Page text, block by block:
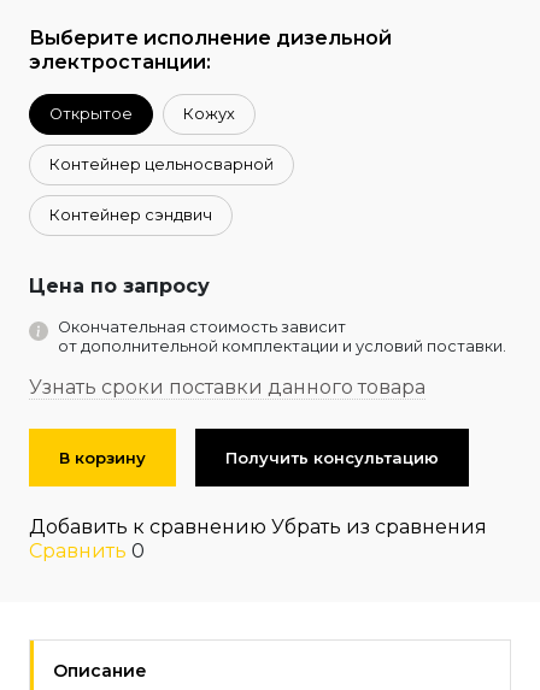
Выберите исполнение дизельной
электростанции:
Открытое Кожух
Контейнер цельносварной
Контейнер сэндвич
Цена по запросу
Окончательная стоимость зависит
от дополнительной комплектации и условий поставки.
Узнать сроки поставки данного товара
В корзину Получить консультацию
Добавить к сравнению Убрать из сравнения
Сравнить 0
Описание